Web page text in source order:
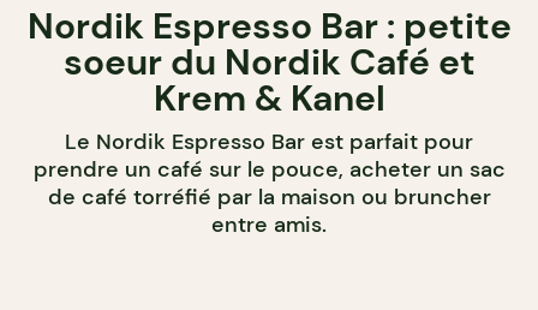
Nordik Espresso Bar : petite
soeur du Nordik Café et
Krem & Kanel
Le Nordik Espresso Bar est parfait pour
prendre un café sur le pouce, acheter un sac
de café torréfié par la maison ou bruncher
entre amis.